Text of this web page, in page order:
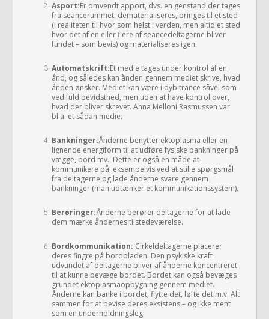
Asport:Er omvendt apport, dvs. en genstand der tages
fra seancerummet, dematerialiseres, bringes til et sted
(i realiteten til hvor som helst i verden, men altid et sted
hvor det af en eller flere af seancedeltagerne bliver
fundet – som bevis) og materialiseres igen.
Automatskrift:Et medie tages under kontrol af en
ånd, og således kan ånden gennem mediet skrive, hvad
ånden ønsker. Mediet kan være i dyb trance såvel som
ved fuld bevidsthed, men uden at have kontrol over,
hvad der bliver skrevet. Anna Melloni Rasmussen var
bl.a. et sådan medie.
Bankninger:Ånderne benytter ektoplasma eller en
lignende energiform til at udføre fysiske bankninger på
vægge, bord mv.. Dette er også en måde at
kommunikere på, eksempelvis ved at stille spørgsmål
fra deltagerne og lade ånderne svare gennem
bankninger (man udtænker et kommunikationssystem).
Berøringer:Ånderne berører deltagerne for at lade
dem mærke åndernes tilstedeværelse.
Bordkommunikation: Cirkeldeltagerne placerer
deres fingre på bordpladen. Den psykiske kraft
udvundet af deltagerne bliver af ånderne koncentreret
til at kunne bevæge bordet. Bordet kan også bevæges
grundet ektoplasmaopbygning gennem mediet.
Ånderne kan banke i bordet, flytte det, løfte det m.v. Alt
sammen for at bevise deres eksistens – og ikke ment
som en underholdningsleg.